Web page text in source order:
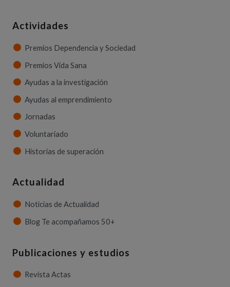
Actividades
Premios Dependencia y Sociedad
Premios Vida Sana
Ayudas a la investigación
Ayudas al emprendimiento
Jornadas
Voluntariado
Historias de superación
Actualidad
Noticias de Actualidad
Blog Te acompañamos 50+
Publicaciones y estudios
Revista Actas